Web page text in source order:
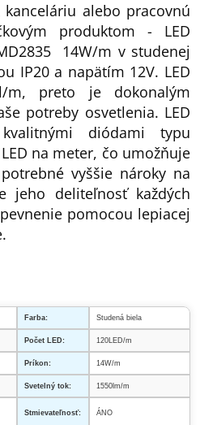
alebo pracovnú
produktom - LED
14W/m v studenej
IP20 a napätím 12V. LED
m, preto je dokonalým
potreby osvetlenia. LED
diódami typu
na meter, čo umožňuje
vyššie nároky na
jeho deliteľnosť každých
pomocou lepiacej
Farba: Studená biela
Počet LED: 120LED/m
Príkon: 14W/m
Svetelný tok: 1550lm/m
Stmievateľnosť: ÁNO